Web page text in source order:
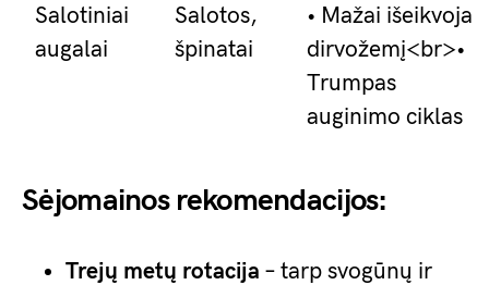
Salotiniai
augalai
Salotos,
špinatai
• Mažai išeikvoja
dirvožemį<br>•
Trumpas
auginimo ciklas
Sėjomainos rekomendacijos:
Trejų metų rotacija – tarp svogūnų ir